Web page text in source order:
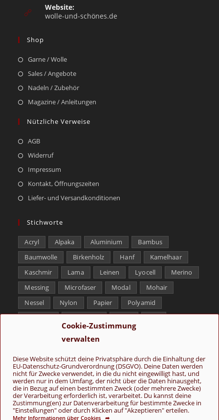
Cookie-Zustimmung
verwalten
Diese Website schützt deine Privatsphäre durch die Einhaltung der
EU-Datenschutz-Grundverordnung (DSGVO). Deine Daten werden
nicht für Zwecke verwendet, in die du nicht eingewilligt hast, und
werden nur in dem Umfang, der nicht über die Daten hinausgeht,
die in Bezug auf einen bestimmten Zweck (oder mehrere Zwecke)
der Verarbeitung erforderlich ist, verarbeitet. Du kannst deine
Zustimmung(en) zur Datenverarbeitung für bestimmte Zwecke in
"Einstellungen" oder durch Klicken auf "Akzeptieren" erteilen.
Mehr Informationen über Cookies ➦
Website:
wolle-und-schönes.de
Shop
Garne / Wolle
Sales / Angebote
Nadeln / Zubehör
Magazine / Anleitungen
Nützliche Verweise
AGB
Widerruf
Impressum
Kontakt, Öffnungszeiten
Liefer- und Versandkonditionen
Stichworte
Acryl Alpaka Aluminium
Bambus
Baumwolle
Birkenholz Hanf
Kamelhaar
Kaschmir
Lama Leinen Lyocell
Merino
Messing
Microfaser Modal
Mohair
Nessel
Nylon Papier
Polyamid
Folge uns